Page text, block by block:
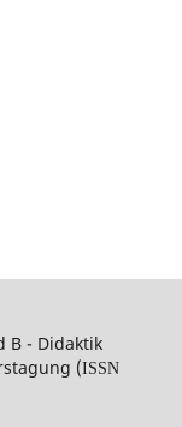
B - Didaktik
(ISSN